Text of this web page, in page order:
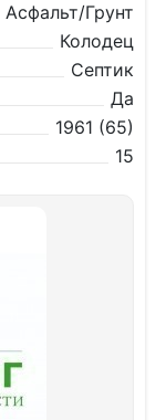
Асфальт/Грунт
Колодец
Септик
Да
1961 (65)
15